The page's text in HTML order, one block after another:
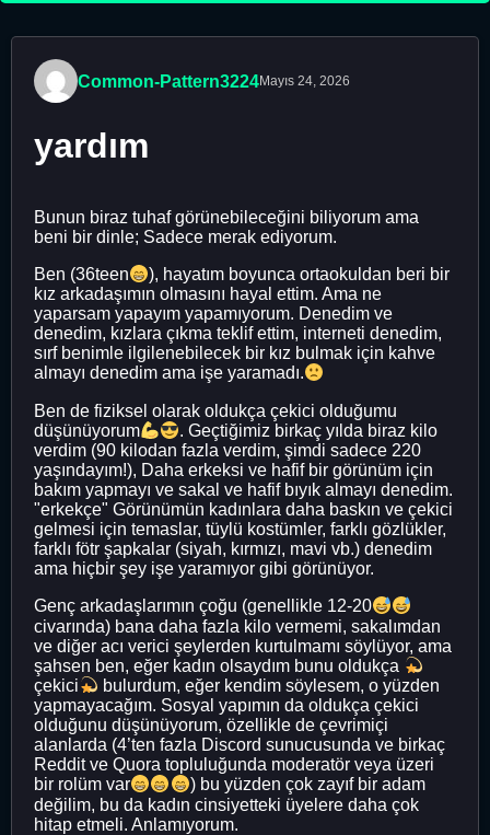
Common-Pattern3224Mayıs 24, 2026
yardım
Bunun biraz tuhaf görünebileceğini biliyorum ama
beni bir dinle; Sadece merak ediyorum.
Ben (36teen
), hayatım boyunca ortaokuldan beri bir
kız arkadaşımın olmasını hayal ettim. Ama ne
yaparsam yapayım yapamıyorum. Denedim ve
denedim, kızlara çıkma teklif ettim, interneti denedim,
sırf benimle ilgilenebilecek bir kız bulmak için kahve
almayı denedim ama işe yaramadı.
Ben de fiziksel olarak oldukça çekici olduğumu
düşünüyorum
. Geçtiğimiz birkaç yılda biraz kilo
verdim (90 kilodan fazla verdim, şimdi sadece 220
yaşındayım!), Daha erkeksi ve hafif bir görünüm için
bakım yapmayı ve sakal ve hafif bıyık almayı denedim.
"erkekçe" Görünümün kadınlara daha baskın ve çekici
gelmesi için temaslar, tüylü kostümler, farklı gözlükler,
farklı fötr şapkalar (siyah, kırmızı, mavi vb.) denedim
ama hiçbir şey işe yaramıyor gibi görünüyor.
Genç arkadaşlarımın çoğu (genellikle 12-20
civarında) bana daha fazla kilo vermemi, sakalımdan
ve diğer acı verici şeylerden kurtulmamı söylüyor, ama
şahsen ben, eğer kadın olsaydım bunu oldukça
çekici
bulurdum, eğer kendim söylesem, o yüzden
yapmayacağım. Sosyal yapımın da oldukça çekici
olduğunu düşünüyorum, özellikle de çevrimiçi
alanlarda (4’ten fazla Discord sunucusunda ve birkaç
Reddit ve Quora topluluğunda moderatör veya üzeri
bir rolüm var
) bu yüzden çok zayıf bir adam
değilim, bu da kadın cinsiyetteki üyelere daha çok
hitap etmeli. Anlamıyorum.